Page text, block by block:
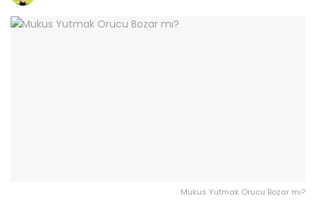
Mukus Yutmak Orucu Bozar mı?